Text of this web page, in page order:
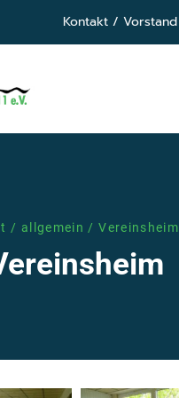
Kontakt / Vorstand
/ allgemein / Vereinsheim